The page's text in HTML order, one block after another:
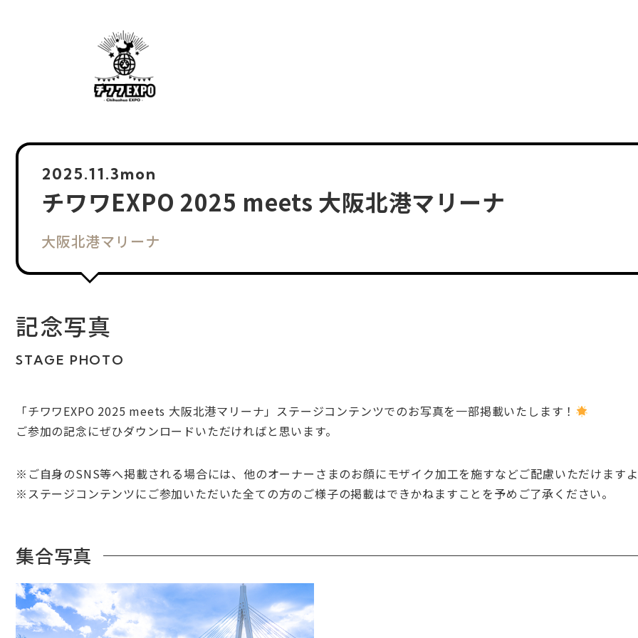
2025.11.3mon
チワワEXPO 2025 meets 大阪北港マリーナ
大阪北港マリーナ
記念写真
STAGE PHOTO
「チワワEXPO 2025 meets 大阪北港マリーナ 」ステージコンテンツでのお写真を一部掲載いたします！
ご参加の記念にぜひダウンロードいただければと思います。
※ご自身のSNS等へ掲載される場合には、他のオーナーさまのお顔にモザイク加工を施すなどご配慮いただけますよ
※ステージコンテンツにご参加いただいた全ての方のご様子の掲載はできかねますことを予めご了承ください。
集合写真